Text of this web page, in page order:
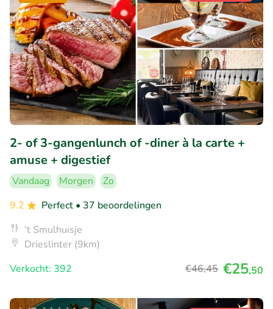
2- of 3-gangenlunch of -diner à la carte +
amuse + digestief
Vandaag Morgen
Zo
9.2
Perfect • 37 beoordelingen
‘t Smulhuisje
Drieslinter (9km)
Verkocht: 392
€46,45 €25,50